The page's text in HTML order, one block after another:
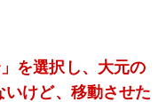
を選択し、大元の
いけど、移動させた